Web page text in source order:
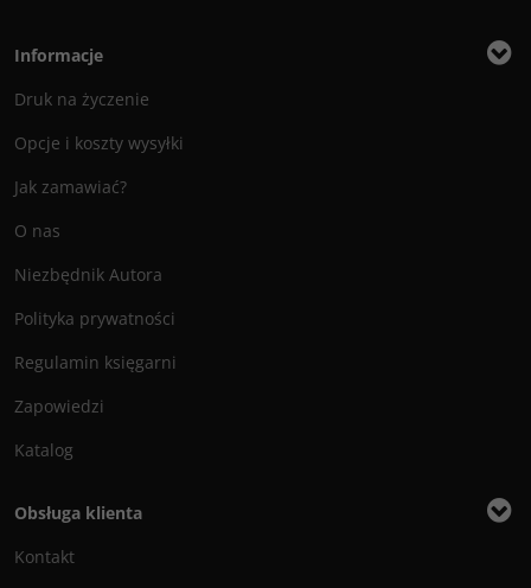
Informacje
Druk na życzenie
Opcje i koszty wysyłki
Jak zamawiać?
O nas
Niezbędnik Autora
Polityka prywatności
Regulamin księgarni
Zapowiedzi
Katalog
Obsługa klienta
Kontakt